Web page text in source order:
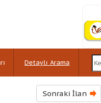
Detaylı Arama
Sonraki İlan